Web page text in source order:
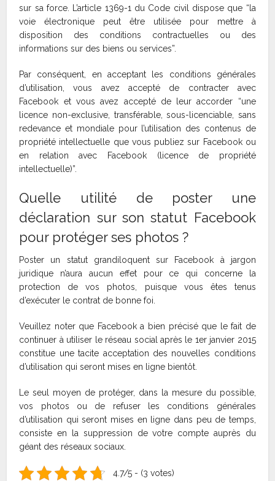
sur sa force. L’article 1369-1 du Code civil dispose que “la
voie électronique peut être utilisée pour mettre à
disposition des conditions contractuelles ou des
informations sur des biens ou services”.
Par conséquent, en acceptant les conditions générales
d’utilisation, vous avez accepté de contracter avec
Facebook et vous avez accepté de leur accorder “une
licence non-exclusive, transférable, sous-licenciable, sans
redevance et mondiale pour l’utilisation des contenus de
propriété intellectuelle que vous publiez sur Facebook ou
en relation avec Facebook (licence de propriété
intellectuelle)”.
Quelle utilité de poster une
déclaration sur son statut Facebook
pour protéger ses photos ?
Poster un statut grandiloquent sur Facebook à jargon
juridique n’aura aucun effet pour ce qui concerne la
protection de vos photos, puisque vous êtes tenus
d’exécuter le contrat de bonne foi.
Veuillez noter que Facebook a bien précisé que le fait de
continuer à utiliser le réseau social après le 1er janvier 2015
constitue une tacite acceptation des nouvelles conditions
d’utilisation qui seront mises en ligne bientôt.
Le seul moyen de protéger, dans la mesure du possible,
vos photos ou de refuser les conditions générales
d’utilisation qui seront mises en ligne dans peu de temps,
consiste en la suppression de votre compte auprès du
géant des réseaux sociaux.
4.7/5 - (3 votes)